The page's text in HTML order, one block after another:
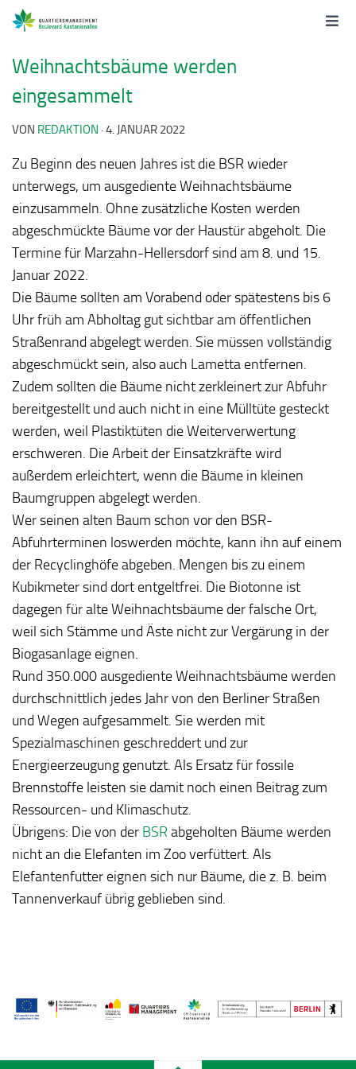
Weihnachtsbäume werden
eingesammelt
VON REDAKTION ·4. JANUAR 2022
Zu Beginn des neuen Jahres ist die BSR wieder
unterwegs, um ausgediente Weihnachtsbäume
einzusammeln. Ohne zusätzliche Kosten werden
abgeschmückte Bäume vor der Haustür abgeholt. Die
Termine für Marzahn-Hellersdorf sind am 8. und 15.
Januar 2022.
Die Bäume sollten am Vorabend oder spätestens bis 6
Uhr früh am Abholtag gut sichtbar am öffentlichen
Straßenrand abgelegt werden. Sie müssen vollständig
abgeschmückt sein, also auch Lametta entfernen.
Zudem sollten die Bäume nicht zerkleinert zur Abfuhr
bereitgestellt und auch nicht in eine Mülltüte gesteckt
werden, weil Plastiktüten die Weiterverwertung
erschweren. Die Arbeit der Einsatzkräfte wird
außerdem erleichtert, wenn die Bäume in kleinen
Baumgruppen abgelegt werden.
Wer seinen alten Baum schon vor den BSR-
Abfuhrterminen loswerden möchte, kann ihn auf einem
der Recyclinghöfe abgeben. Mengen bis zu einem
Kubikmeter sind dort entgeltfrei. Die Biotonne ist
dagegen für alte Weihnachtsbäume der falsche Ort,
weil sich Stämme und Äste nicht zur Vergärung in der
Biogasanlage eignen.
Rund 350.000 ausgediente Weihnachtsbäume werden
durchschnittlich jedes Jahr von den Berliner Straßen
und Wegen aufgesammelt. Sie werden mit
Spezialmaschinen geschreddert und zur
Energieerzeugung genutzt. Als Ersatz für fossile
Brennstoffe leisten sie damit noch einen Beitrag zum
Ressourcen- und Klimaschutz.
Übrigens: Die von der BSR abgeholten Bäume werden
nicht an die Elefanten im Zoo verfüttert. Als
Elefantenfutter eignen sich nur Bäume, die z. B. beim
Tannenverkauf übrig geblieben sind.